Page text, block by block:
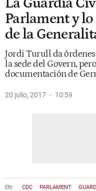
Parlament y
de la
Jordi Turull da
la sede del Govern,
documentación de
20 julio, 2017 10:59
CDC PARLAMENT